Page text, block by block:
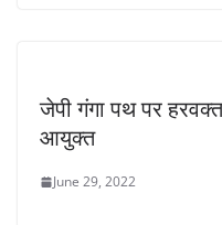
जेपी गंगा पथ पर
आयुक्त
June 29, 2022